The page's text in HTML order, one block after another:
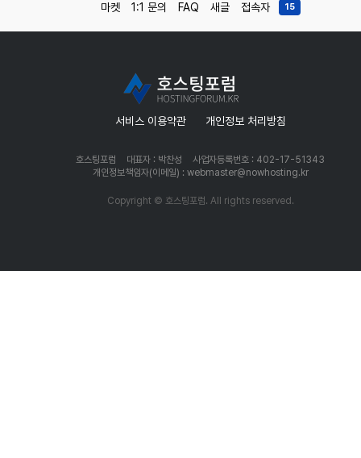
마켓 1:1 문의 FAQ 새글 접속자 15
서비스 이용약관 개인정보 처리방침
호스팅포럼 대표자 : 박찬성
사업자등록번호 : 402-17-51343
개인정보책임자(이메일) : webmaster@nowhosting.kr
Copyright © 호스팅포럼. All rights reserved.